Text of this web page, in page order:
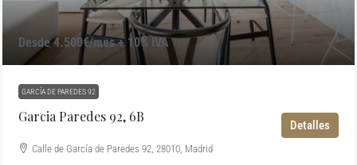
Desde 4.500€/mes + 10% IVA
GARCÍA DE PAREDES 92
Garcia Paredes 92, 6B
Calle de García de Paredes 92, 28010, Madrid
Detalles